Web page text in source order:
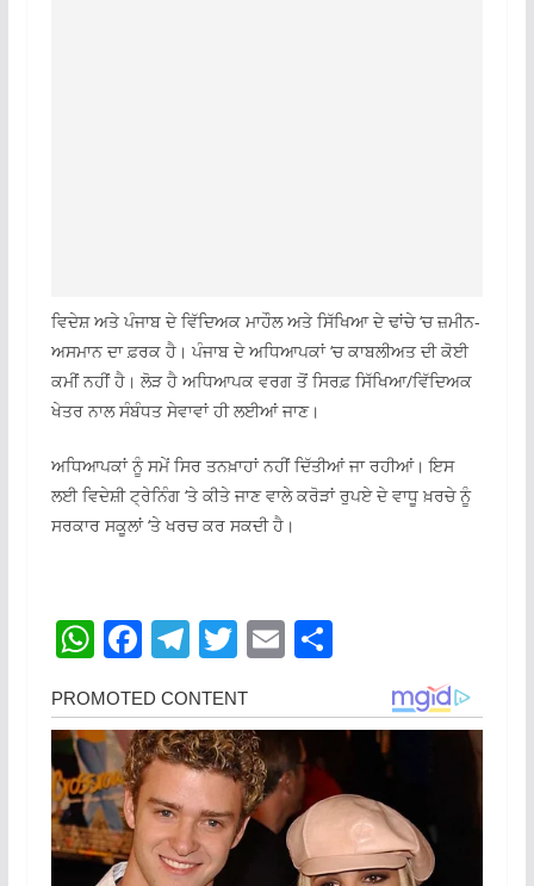
ਵਿਦੇਸ਼ ਅਤੇ ਪੰਜਾਬ ਦੇ ਵਿੱਦਿਅਕ ਮਾਹੌਲ ਅਤੇ ਸਿੱਖਿਆ ਦੇ ਢਾਂਚੇ ‘ਚ ਜ਼ਮੀਨ-
ਅਸਮਾਨ ਦਾ ਫ਼ਰਕ ਹੈ। ਪੰਜਾਬ ਦੇ ਅਧਿਆਪਕਾਂ ‘ਚ ਕਾਬਲੀਅਤ ਦੀ ਕੋਈ
ਕਮੀਂ ਨਹੀਂ ਹੈ। ਲੋੜ ਹੈ ਅਧਿਆਪਕ ਵਰਗ ਤੋਂ ਸਿਰਫ਼ ਸਿੱਖਿਆ/ਵਿੱਦਿਅਕ
ਖੇਤਰ ਨਾਲ ਸੰਬੰਧਤ ਸੇਵਾਵਾਂ ਹੀ ਲਈਆਂ ਜਾਣ।
ਅਧਿਆਪਕਾਂ ਨੂੰ ਸਮੇਂ ਸਿਰ ਤਨਖ਼ਾਹਾਂ ਨਹੀਂ ਦਿੱਤੀਆਂ ਜਾ ਰਹੀਆਂ। ਇਸ
ਲਈ ਵਿਦੇਸ਼ੀ ਟ੍ਰੇਨਿੰਗ ‘ਤੇ ਕੀਤੇ ਜਾਣ ਵਾਲੇ ਕਰੋੜਾਂ ਰੁਪਏ ਦੇ ਵਾਧੂ ਖ਼ਰਚੇ ਨੂੰ
ਸਰਕਾਰ ਸਕੂਲਾਂ ‘ਤੇ ਖਰਚ ਕਰ ਸਕਦੀ ਹੈ।
W
at
s
A
p
p
F
c
e
b
o
o
T
e
gr
a
m
T
itt
er
E
ai
l
S
ar
e